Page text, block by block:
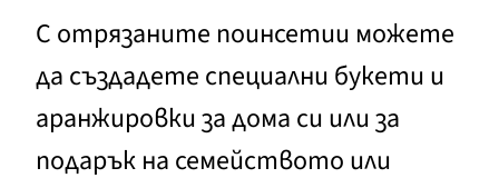
С отрязаните поинсетии можете
да създадете специални букети и
аранжировки за дома си или за
подарък на семейството или